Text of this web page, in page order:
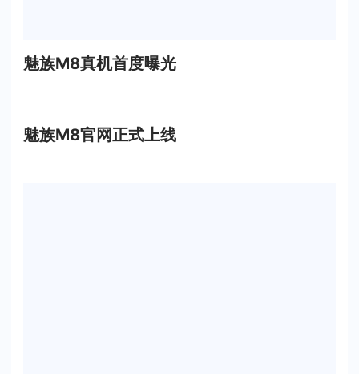
魅族M8真机首度曝光
魅族M8官网正式上线